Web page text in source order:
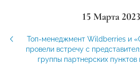
15 Марта 2023
Топ-менеджмент Wildberries
провели встречу с
группы партнерских пунктов